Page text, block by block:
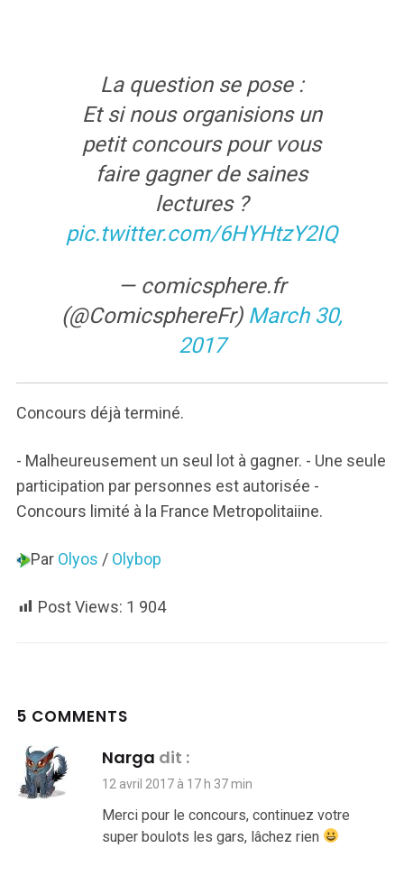
La question se pose :
Et si nous organisions un
petit concours pour vous
faire gagner de saines
lectures ?
pic.twitter.com/6HYHtzY2IQ
— comicsphere.fr
(@ComicsphereFr) March 30,
2017
Concours déjà terminé.
- Malheureusement un seul lot à gagner. - Une seule
participation par personnes est autorisée -
Concours limité à la France Metropolitaiine.
Par Olyos / Olybop
Post Views: 1 904
5 COMMENTS
Narga dit :
12 avril 2017 à 17 h 37 min
Merci pour le concours, continuez votre
super boulots les gars, lâchez rien